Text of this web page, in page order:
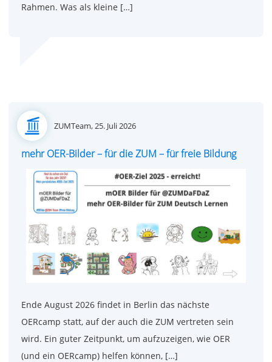
Rahmen. Was als kleine […]
ZUMTeam,Posted
25. Juli 2026
mehr OER-Bilder – für die ZUM – für freie Bildung
Ende August 2026 findet in Berlin das nächste
OERcamp statt, auf der auch die ZUM vertreten sein
wird. Ein guter Zeitpunkt, um aufzuzeigen, wie OER
(und ein OERcamp) helfen können, […]